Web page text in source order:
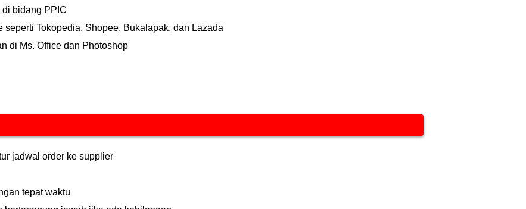
bidang PPIC
seperti Tokopedia, Shopee, Bukalapak, dan Lazada
di Ms. Office dan Photoshop
jadwal order ke supplier
tepat waktu